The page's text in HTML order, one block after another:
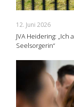
12. Juni 2026
JVA Heidering:
Seelsorgerin“